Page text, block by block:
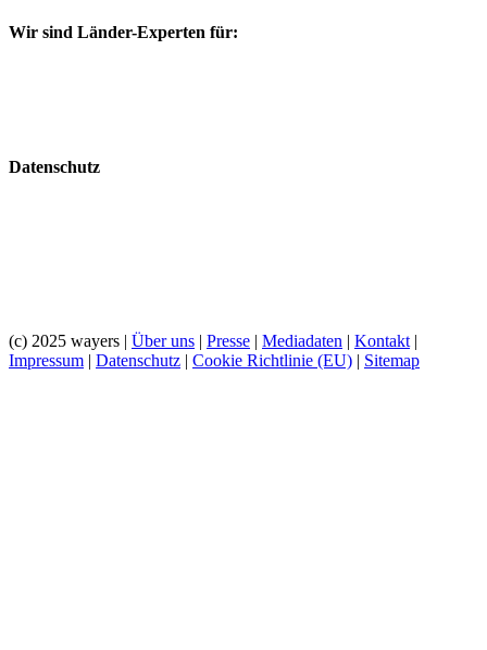
Wir sind Länder-Experten für:
Datenschutz
(c) 2025 wayers | Über uns | Presse | Mediadaten | Kontakt |
Impressum | Datenschutz | Cookie Richtlinie (EU) | Sitemap